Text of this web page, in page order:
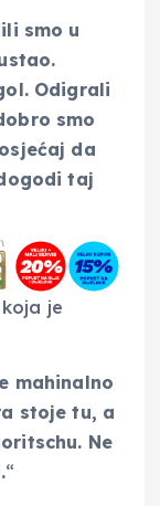
smo u
Odigrali
smo
da
taj
je
mahinalno
stoje tu, a
Ne
“